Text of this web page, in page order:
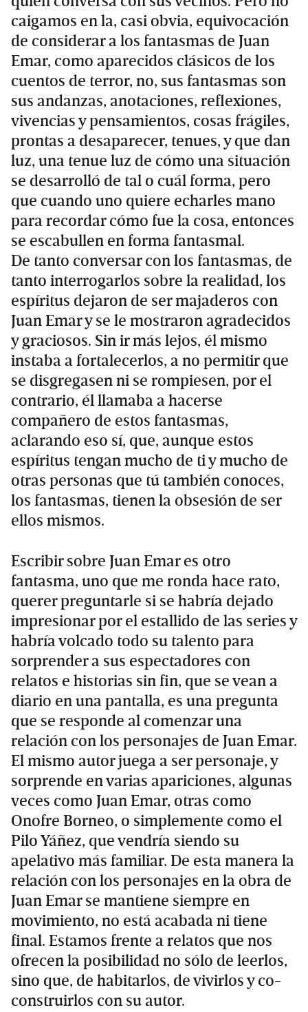
caigamos en la, casi obvia, equivocación
de considerar a los fantasmas de Juan
Emar, como aparecidos clásicos de los
cuentos de terror, no, sus fantasmas son
sus andanzas, anotaciones, reflexiones,
vivencias y pensamientos, cosas frágiles,
prontas a desaparecer, tenues, y que dan
luz, una tenue luz de cómo una situación
se desarrolló de tal o cuál forma, pero
que cuando uno quiere echarles mano
para recordar cómo fue la cosa, entonces
se escabullen en forma fantasmal.
De tanto conversar con los fantasmas, de
tanto interrogarlos sobre la realidad, los
espíritus dejaron de ser majaderos con
Juan Emar y se le mostraron agradecidos
y graciosos. Sin ir más lejos, él mismo
instaba a fortalecerlos, a no permitir que
se disgregasen ni se rompiesen, por el
contrario, él llamaba a hacerse
compañero de estos fantasmas,
aclarando eso sí, que, aunque estos
espíritus tengan mucho de ti y mucho de
otras personas que tú también conoces,
los fantasmas, tienen la obsesión de ser
ellos mismos.
Escribir sobre Juan Emar es otro
fantasma, uno que me ronda hace rato,
querer preguntarle si se habría dejado
impresionar por el estallido de las series y
habría volcado todo su talento para
sorprender a sus espectadores con
relatos e historias sin fin, que se vean a
diario en una pantalla, es una pregunta
que se responde al comenzar una
relación con los personajes de Juan Emar.
El mismo autor juega a ser personaje, y
sorprende en varias apariciones, algunas
veces como Juan Emar, otras como
Onofre Borneo, o simplemente como el
Pilo Yáñez, que vendría siendo su
apelativo más familiar. De esta manera la
relación con los personajes en la obra de
Juan Emar se mantiene siempre en
movimiento, no está acabada ni tiene
final. Estamos frente a relatos que nos
ofrecen la posibilidad no sólo de leerlos,
sino que, de habitarlos, de vivirlos y co-
construirlos con su autor.